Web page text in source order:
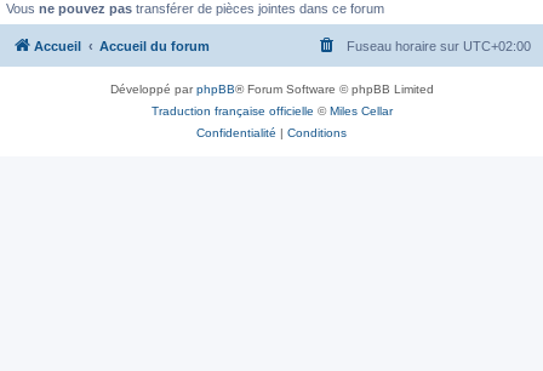
Vous ne pouvez pas transférer de pièces jointes dans ce forum
Accueil Accueil du forum Fuseau horaire sur UTC+02:00
Développé parphpBB® Forum Software © phpBB Limited
Traduction française officielle ©Miles Cellar
Confidentialité | Conditions